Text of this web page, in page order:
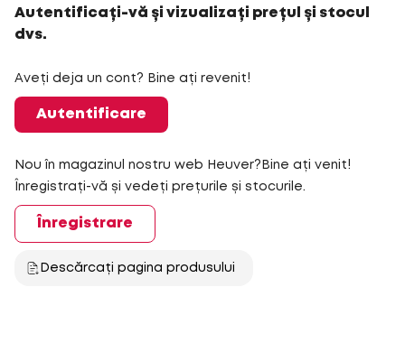
Autentificați-vă și vizualizați prețul și stocul
dvs.
Aveți deja un cont? Bine ați revenit!
Autentificare
Nou în magazinul nostru web Heuver?Bine ați venit!
Înregistrați-vă și vedeți prețurile și stocurile.
Înregistrare
Descărcați pagina produsului